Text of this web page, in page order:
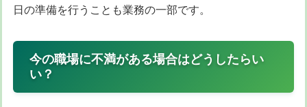
日の準備を行うことも業務の一部です。
今の職場に不満がある場合はどうしたらい
い？